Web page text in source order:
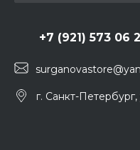
+7 (921) 573 06
г. Санкт-